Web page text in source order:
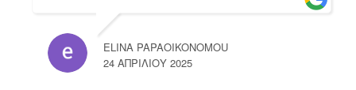
ELINA PAPAOIKONOMOU
24 ΑΠΡΙΛΊΟΥ 2025